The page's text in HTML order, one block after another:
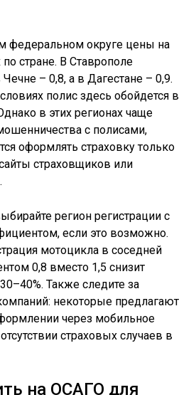
федеральном округе цены на
стране. В Ставрополе
– 0,8, а в Дагестане – 0,9.
полис здесь обойдется в
в этих регионах чаще
с полисами,
оформлять страховку только
страховщиков или
регион регистрации с
если это возможно.
мотоцикла в соседней
0,8 вместо 1,5 снизит
Также следите за
некоторые предлагают
через мобильное
страховых случаев в
на ОСАГО для